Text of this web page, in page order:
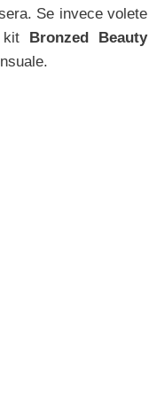
Se invece volete
kit
Bronzed Beauty